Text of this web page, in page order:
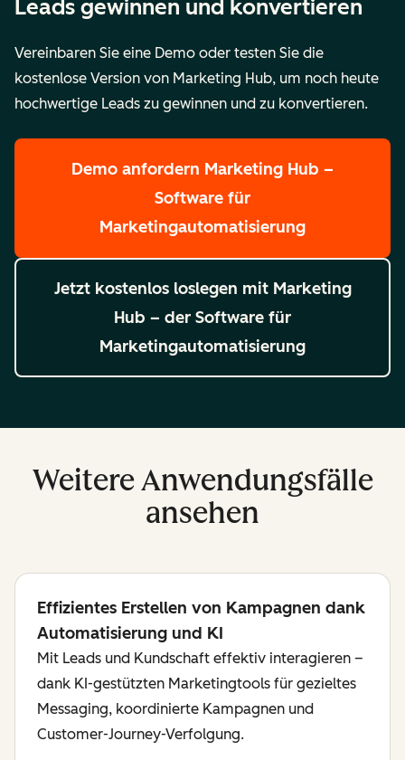
Leads gewinnen und konvertieren
Vereinbaren Sie eine Demo oder testen Sie die
kostenlose Version von Marketing Hub, um noch heute
hochwertige Leads zu gewinnen und zu konvertieren.
Demo anfordern Marketing Hub –
Software für
Marketingautomatisierung
Jetzt kostenlos loslegen mit Marketing
Hub – der Software für
Marketingautomatisierung
Weitere Anwendungsfälle
ansehen
Effizientes Erstellen von Kampagnen dank
Automatisierung und KI
Mit Leads und Kundschaft effektiv interagieren –
dank KI-gestützten Marketingtools für gezieltes
Messaging, koordinierte Kampagnen und
Customer-Journey-Verfolgung.